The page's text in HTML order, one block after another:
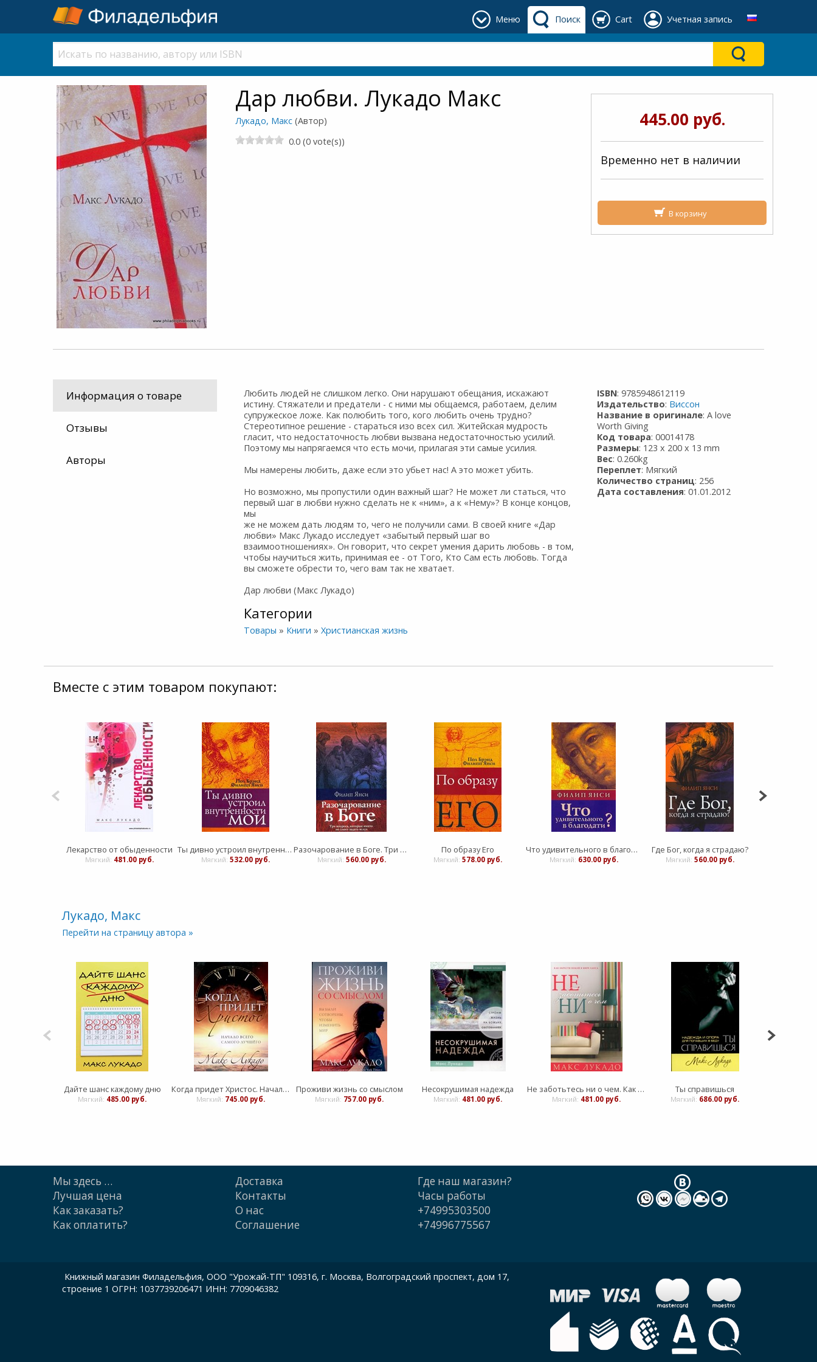
Меню Поиск Cart Учетная запись
Дар любви. Лукадо Макс
Лукадо, Макс (Автор)
0.0 (0 vote(s))
445.00 руб.
Временно нет в наличии
В корзину
Информация о товаре
Отзывы
Авторы
Любить людей не слишком легко. Они нарушают обещания, искажают
истину. Стяжатели и предатели - с ними мы общаемся, работаем, делим
супружеское ложе. Как полюбить того, кого любить очень трудно?
Стереотипное решение - стараться изо всех сил. Житейская мудрость
гласит, что недостаточность любви вызвана недостаточностью усилий.
Поэтому мы напрягаемся что есть мочи, прилагая эти самые усилия.
Мы намерены любить, даже если это убьет нас! А это может убить.
Но возможно, мы пропустили один важный шаг? Не может ли статься, что
первый шаг в любви нужно сделать не к «ним», а к «Нему»? В конце концов,
мы
же не можем дать людям то, чего не получили сами. В своей книге «Дар
любви» Макс Лукадо исследует «забытый первый шаг во
взаимоотношениях». Он говорит, что секрет умения дарить любовь - в том,
чтобы научиться жить, принимая ее - от Того, Кто Сам есть любовь. Тогда
вы сможете обрести то, чего вам так не хватает.
Дар любви (Макс Лукадо)
Категории
Товары » Книги »Христианская жизнь
ISBN: 9785948612119
Издательство: Виссон
Название в оригинале: A love
Worth Giving
Код товара: 00014178
Размеры: 123 x 200 x 13 mm
Вес: 0.260kg
Переплет: Мягкий
Количество страниц: 256
Дата составления: 01.01.2012
Вместе с этим товаром покупают:
Лекарство от обыденности
Мягкий: 481.00 руб.
Ты дивно устроил внутренности мои
Мягкий: 532.00 руб.
Разочарование в Боге. Три вопроса, которые никто не смеет задать вслух
Мягкий: 560.00 руб.
По образу Его
Мягкий: 578.00 руб.
Что удивительного в благодати?
Мягкий: 630.00 руб.
Где Бог, когда я страдаю?
Мягкий: 560.00 руб.
Лукадо, Макс
Перейти на страницу автора »
Дайте шанс каждому дню
Мягкий: 485.00 руб.
Когда придет Христос. Начало всего самого лучшего
Мягкий: 745.00 руб.
Проживи жизнь со смыслом
Мягкий: 757.00 руб.
Несокрушимая надежда
Мягкий: 481.00 руб.
Не заботьтесь ни о чем. Как обрести покой в мире хаоса.
Мягкий: 481.00 руб.
Ты справишься
Мягкий: 686.00 руб.
Мы здесь …
Лучшая цена
Как заказать?
Как оплатить?
Доставка
Контакты
О нас
Cоглашение
Где наш магазин?
Часы работы
+74995303500
+74996775567
Книжный магазин Филадельфия, ООО "Урожай-ТП" 109316, г. Москва, Волгоградский проспект, дом 17,
строение 1 ОГРН: 1037739206471 ИНН: 7709046382